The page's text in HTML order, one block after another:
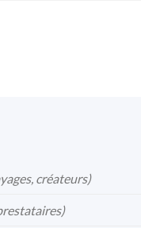
créateurs)